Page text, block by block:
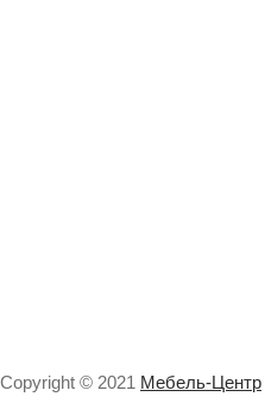
Copyright © 2021 Мебель-Центр